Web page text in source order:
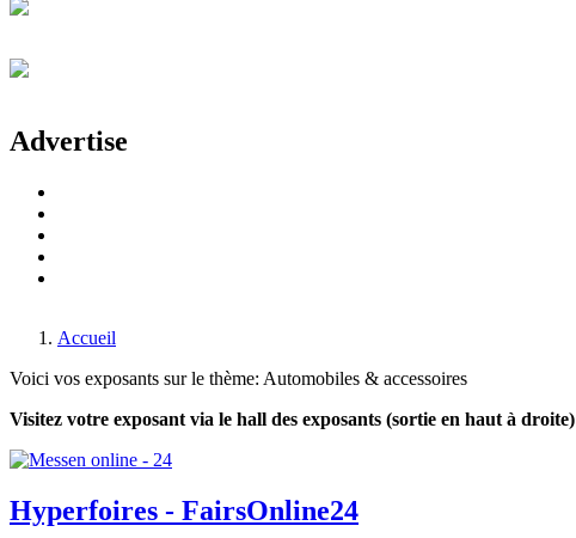
Communication & médias
Par air & par eau
Advertise
Accueil
Voici vos exposants sur le thème: Automobiles & accessoires
Visitez votre exposant via le hall des exposants (sortie en haut à droite)
Hyperfoires - FairsOnline24